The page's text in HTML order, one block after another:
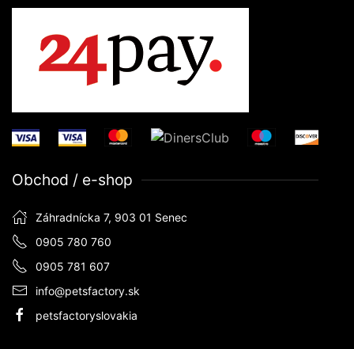
Obchod / e-shop
Záhradnícka 7, 903 01 Senec
0905 780 760
0905 781 607
info@petsfactory.sk
petsfactoryslovakia